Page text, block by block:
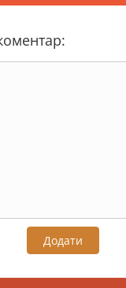
Додати